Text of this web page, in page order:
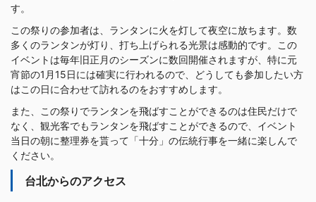
す。
この祭りの参加者は、ランタンに火を灯して夜空に放ちます。数
多くのランタンが灯り、打ち上げられる光景は感動的です。この
イベントは毎年旧正月のシーズンに数回開催されますが、特に元
宵節の1月15日には確実に行われるので、どうしても参加したい方
はこの日に合わせて訪れるのをおすすめします。
また、この祭りでランタンを飛ばすことができるのは住民だけで
なく、観光客でもランタンを飛ばすことができるので、イベント
当日の朝に整理券を貰って「十分」の伝統行事を一緒に楽しんで
ください。
台北からのアクセス